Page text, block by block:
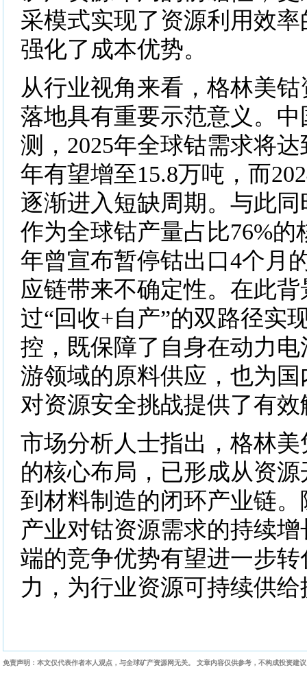
采模式实现了资源利用效
强化了成本优势。
从行业视角来看，格林美
落地具有重要示范意义。
测，2025年全球钴需求将达
年有望增至15.8万吨，而
逐渐进入短缺周期。与此
作为全球钴产量占比76%的
年曾宣布暂停钴出口4个月
应链带来不确定性。在此
过“回收+自产”的双路径实
控，既保障了自身在动力
游领域的原料供应，也为
对资源安全挑战提供了有
市场分析人士指出，格林
的核心布局，已形成从资
到材料制造的闭环产业链
产业对钴资源需求的持续
端的竞争优势有望进一步
力，为行业资源可持续供
免责声明：本文仅代表作者本人观点，与全球矿产资源网无关。 文章内容仅供参考，不构成投资建